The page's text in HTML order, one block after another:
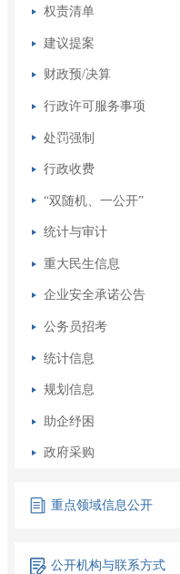
权责清单
建议提案
财政预/决算
行政许可服务事项
处罚强制
行政收费
“双随机、一公开”
统计与审计
重大民生信息
企业安全承诺公告
公务员招考
统计信息
规划信息
助企纾困
政府采购
重点领域信息公开
公开机构与联系方式